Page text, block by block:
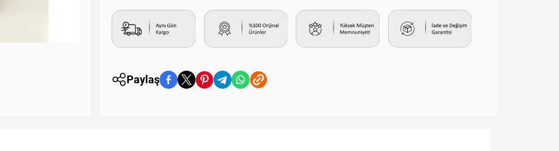
Paylaş